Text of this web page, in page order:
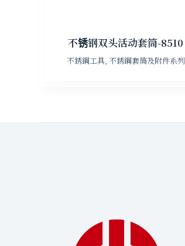
不锈钢双头活动套筒-8510
不銹鋼工具, 不銹鋼套筒及附件系列